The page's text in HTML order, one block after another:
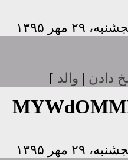
دادن | والد ]